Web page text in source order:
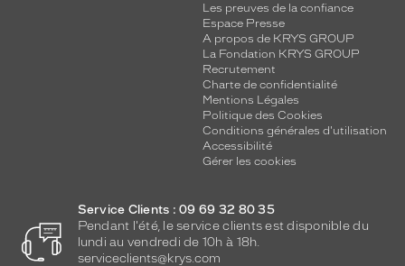
Les preuves de la confiance
Espace Presse
A propos de KRYS GROUP
La Fondation KRYS GROUP
Recrutement
Charte de confidentialité
Mentions Légales
Politique des Cookies
Conditions générales d'utilisation
Accessibilité
Gérer les cookies
Service Clients : 09 69 32 80 35
Pendant l'été, le service clients est disponible du
lundi au vendredi de 10h à 18h.
serviceclients@krys.com